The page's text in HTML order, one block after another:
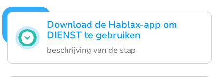
Download de Hablax-app om
DIENST te gebruiken
beschrijving van de stap